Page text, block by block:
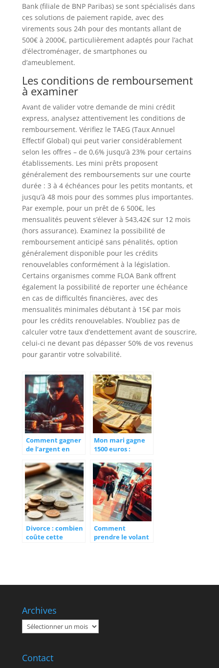
Bank (filiale de BNP Paribas) se sont spécialisés dans
ces solutions de paiement rapide, avec des
virements sous 24h pour des montants allant de
500€ à 2000€, particulièrement adaptés pour l’achat
d’électroménager, de smartphones ou
d’ameublement.
Les conditions de remboursement
à examiner
Avant de valider votre demande de mini crédit
express, analysez attentivement les conditions de
remboursement. Vérifiez le TAEG (Taux Annuel
Effectif Global) qui peut varier considérablement
selon les offres – de 0,6% jusqu’à 23% pour certains
établissements. Les mini prêts proposent
généralement des remboursements sur une courte
durée : 3 à 4 échéances pour les petits montants, et
jusqu’à 48 mois pour des sommes plus importantes.
Par exemple, pour un prêt de 6 500€, les
mensualités peuvent s’élever à 543,42€ sur 12 mois
(hors assurance). Examinez la possibilité de
remboursement anticipé sans pénalités, option
généralement disponible pour les crédits
renouvelables conformément à la législation.
Certains organismes comme FLOA Bank offrent
également la possibilité de reporter une échéance
en cas de difficultés financières, avec des
mensualités minimales débutant à 15€ par mois
pour les crédits renouvelables. N’oubliez pas de
calculer votre taux d’endettement avant de souscrire,
celui-ci ne devant pas dépasser 50% de vos revenus
pour garantir votre solvabilité.
Comment gagner
de l’argent en
GTA 5 : Les
missions
criminelles les
plus rentables
Mon mari gagne
1500 euros :
éligibilité au rsa
2024
Divorce : combien
coûte cette
Comment
prendre le volant
Archives
Archives
Contact